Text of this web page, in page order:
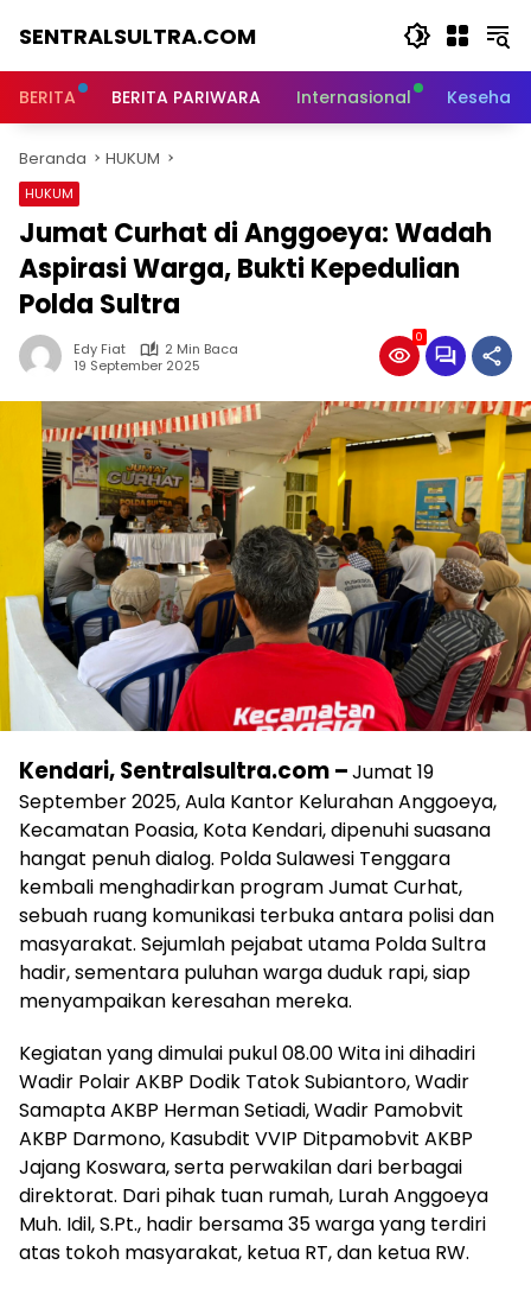
SENTRALSULTRA.COM
BERITA BERITA PARIWARA Internasional
Beranda HUKUM
HUKUM
Jumat Curhat di Anggoeya: Wadah
Aspirasi Warga, Bukti Kepedulian
Polda Sultra
Edy Fiat
2 Min Baca
19 September 2025
0
Kendari, Sentralsultra.com –Jumat 19
September 2025, Aula Kantor Kelurahan Anggoeya,
Kecamatan Poasia, Kota Kendari, dipenuhi suasana
hangat penuh dialog. Polda Sulawesi Tenggara
kembali menghadirkan program Jumat Curhat,
sebuah ruang komunikasi terbuka antara polisi dan
masyarakat. Sejumlah pejabat utama Polda Sultra
hadir, sementara puluhan warga duduk rapi, siap
menyampaikan keresahan mereka.
Kegiatan yang dimulai pukul 08.00 Wita ini dihadiri
Wadir Polair AKBP Dodik Tatok Subiantoro, Wadir
Samapta AKBP Herman Setiadi, Wadir Pamobvit
AKBP Darmono, Kasubdit VVIP Ditpamobvit AKBP
Jajang Koswara, serta perwakilan dari berbagai
direktorat. Dari pihak tuan rumah, Lurah Anggoeya
Muh. Idil, S.Pt., hadir bersama 35 warga yang terdiri
atas tokoh masyarakat, ketua RT, dan ketua RW.